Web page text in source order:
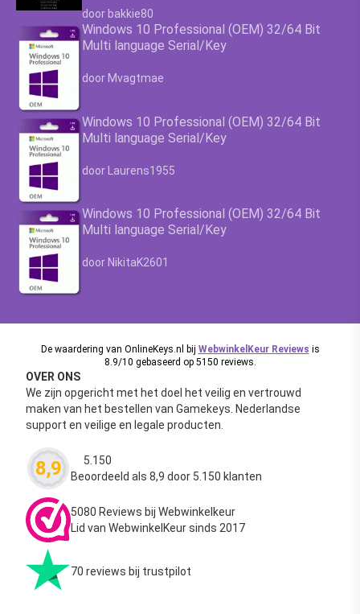
Waardering4.63
door bakkie80
Windows 10 Professional (OEM) 32/64 Bit
Multi language Serial/Key
Waardering4.63
door Mvagtmae
Windows 10 Professional (OEM) 32/64 Bit
Multi language Serial/Key
Waardering4.63uit 5
door Laurens1955
Windows 10 Professional (OEM) 32/64 Bit
Multi language Serial/Key
Waardering4.63
door NikitaK2601
De waardering van OnlineKeys.nl bij WebwinkelKeur Reviews is
8.9/10 gebaseerd op 5150 reviews.
OVER ONS
We zijn opgericht met het doel het veilig en vertrouwd
maken van het bestellen van Gamekeys. Nederlandse
support en veilige en legale producten.
8,9 Waardering
5.150
Beoordeeld als 8,9 door 5.150 klanten
5080 Reviews bij Webwinkelkeur
Lid van WebwinkelKeur sinds 2017
70 reviews bij trustpilot